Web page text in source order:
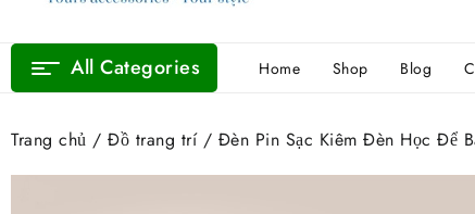
All Categories Home Shop Blog
Trang chủ / Đồ trang trí/ Đèn Pin Sạc Kiêm Đèn Học Để